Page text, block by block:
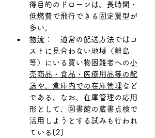
得目的のドローンは、長時間・
低燃費で飛行できる固定翼型が
多い。
物流 ：　通常の配送方法ではコ
ストに見合わない地域（離島
等）にいる買い物困難者への小
売商品・食品・医療用品等の配
送や、倉庫内での在庫管理 など
である。なお、在庫管理の応用
形として、図書館の蔵書点検で
活用しようとする試みも行われ
ている[2]